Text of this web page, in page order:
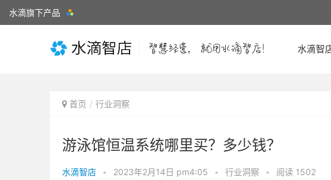
水滴旗下产品
水滴智
首页 行业洞察
游泳馆恒温系统哪里买？多少钱？
水滴智店 • 2023年2月14日 pm4:05 • 行业洞察 • 阅读 1502